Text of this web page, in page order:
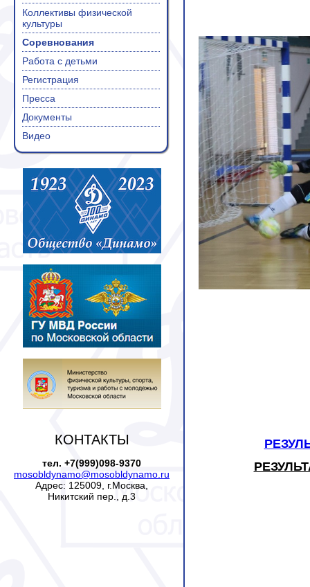
Коллективы физической
культуры
Соревнования
Работа с детьми
Регистрация
Пресса
Документы
Видео
КОНТАКТЫ
тел. +7(999)098-9370
mosobldynamo@mosobldynamo.ru
Адрес: 125009, г.Москва,
Никитский пер., д.3